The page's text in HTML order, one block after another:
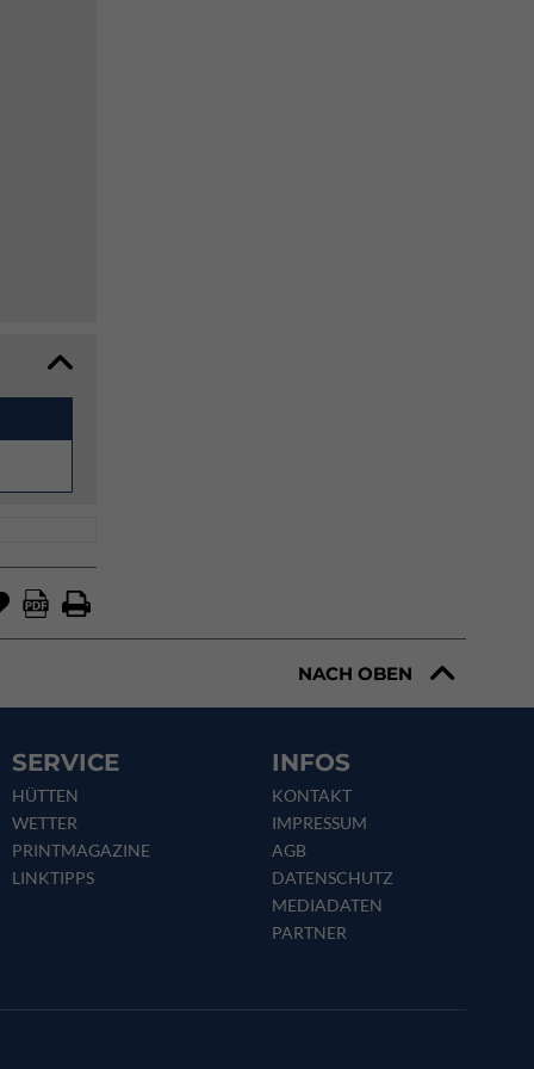
NACH OBEN
SERVICE
HÜTTEN
WETTER
PRINTMAGAZINE
LINKTIPPS
INFOS
KONTAKT
IMPRESSUM
AGB
DATENSCHUTZ
MEDIADATEN
PARTNER